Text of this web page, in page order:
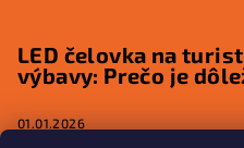
LED čelovka na
výbavy: Prečo je
01.01.2026